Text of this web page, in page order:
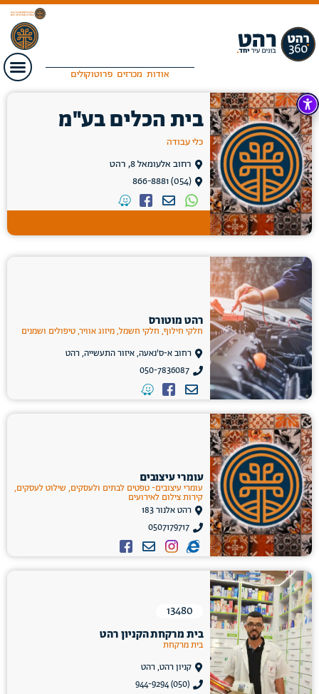
אודות מכרזים פרוטוקולים
בית הכלים בע"מ
כלי עבודה
רחוב אלעומאל 8, רהט
(054) 866-8881
רהט מוטורס
חלקי חילוף, חלקי חשמל, מיזוג אוויר, טיפולים ושמנים
רחוב א-ס'נאעה, איזור התעשייה, רהט
050-7836087
עומרי עיצובים
עומרי עיצובים- טפטים לבתים ולעסקים, שילוט לעסקים,
קירות צילום לאירועים
רהט אלנור 183
0507179717
13480
בית מרקחת הקניון רהט
בית מרקחת
קניון רהט, רהט
(050) 944-9294